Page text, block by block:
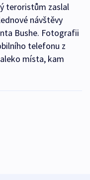
teroristům zaslal
návštěvy
Bushe. Fotografii
telefonu z
místa, kam